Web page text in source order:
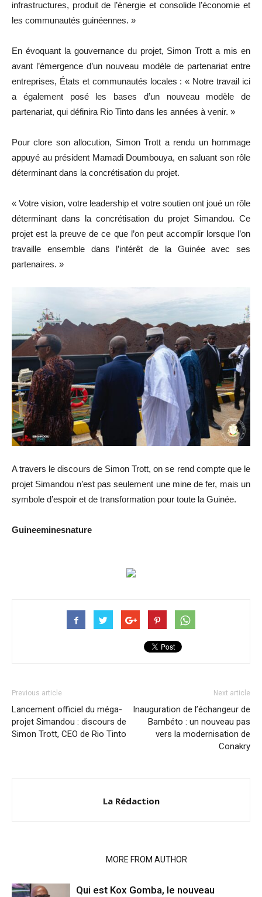
infrastructures, produit de l’énergie et consolide l’économie et
les communautés guinéennes. »
En évoquant la gouvernance du projet, Simon Trott a mis en
avant l’émergence d’un nouveau modèle de partenariat entre
entreprises, États et communautés locales : « Notre travail ici
a également posé les bases d’un nouveau modèle de
partenariat, qui définira Rio Tinto dans les années à venir. »
Pour clore son allocution, Simon Trott a rendu un hommage
appuyé au président Mamadi Doumbouya, en saluant son rôle
déterminant dans la concrétisation du projet.
« Votre vision, votre leadership et votre soutien ont joué un rôle
déterminant dans la concrétisation du projet Simandou. Ce
projet est la preuve de ce que l’on peut accomplir lorsque l’on
travaille ensemble dans l’intérêt de la Guinée avec ses
partenaires. »
A travers le discours de Simon Trott, on se rend compte que le
projet Simandou n’est pas seulement une mine de fer, mais un
symbole d’espoir et de transformation pour toute la Guinée.
Guineeminesnature
Previous article
Lancement officiel du méga-
projet Simandou : discours de
Simon Trott, CEO de Rio Tinto
Next article
Inauguration de l’échangeur de
Bambéto : un nouveau pas
vers la modernisation de
Conakry
La Rédaction
MORE FROM AUTHOR
Qui est Kox Gomba, le nouveau